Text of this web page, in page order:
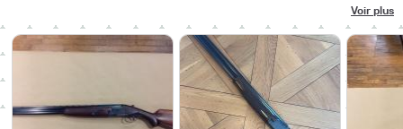
Voir plus